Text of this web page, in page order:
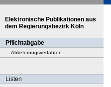
Elektronische Publikationen aus
dem Regierungsbezirk Köln
Pflichtabgabe
Ablieferungsverfahren
Listen